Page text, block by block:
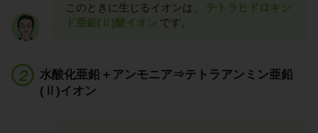
このときに生じるイオンは、
テトラヒドロキシ
ド亜鉛(Ⅱ)酸イオン です。
水酸化亜鉛＋アンモニア⇒テトラアンミン亜鉛
(Ⅱ)イオン